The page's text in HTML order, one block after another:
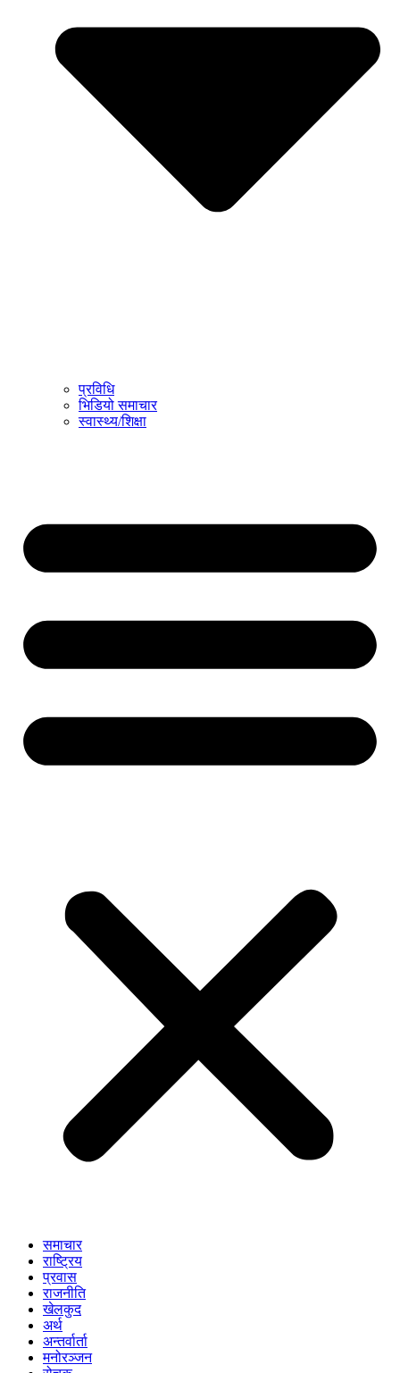
प्रविधि
भिडियो समाचार
स्वास्थ्य/शिक्षा
समाचार
राष्ट्रिय
प्रवास
राजनीति
खेलकुद
अर्थ
अन्तर्वार्ता
मनोरञ्जन